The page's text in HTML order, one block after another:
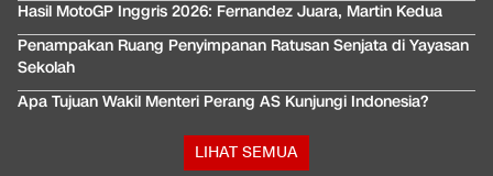
Hasil MotoGP Inggris 2026: Fernandez Juara, Martin Kedua
Penampakan Ruang Penyimpanan Ratusan Senjata di Yayasan
Sekolah
Apa Tujuan Wakil Menteri Perang AS Kunjungi Indonesia?
LIHAT SEMUA